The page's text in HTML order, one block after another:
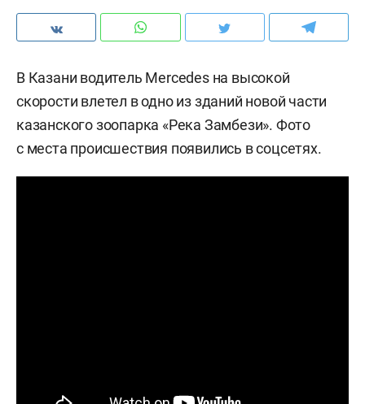
В Казани водитель Mercedes на высокой
скорости влетел в одно из зданий новой части
казанского зоопарка «Река Замбези». Фото
с места происшествия появились в соцсетях.